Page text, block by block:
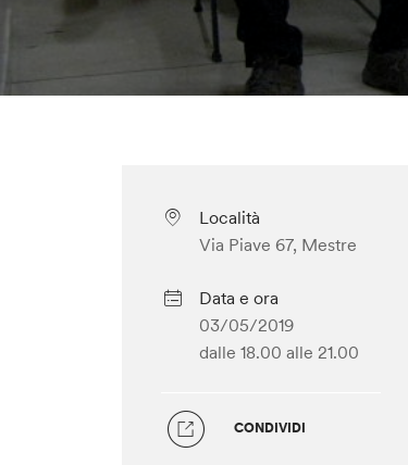
Località
Via Piave 67, Mestre
Data e ora
03/05/2019
dalle 18.00 alle 21.00
CONDIVIDI